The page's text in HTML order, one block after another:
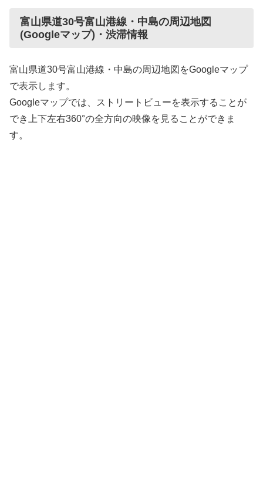
富山県道30号富山港線・中島の周辺地図
(Googleマップ)・渋滞情報
富山県道30号富山港線・中島の周辺地図をGoogleマップ
で表示します。
Googleマップでは、ストリートビューを表示することが
でき上下左右360°の全方向の映像を見ることができま
す。